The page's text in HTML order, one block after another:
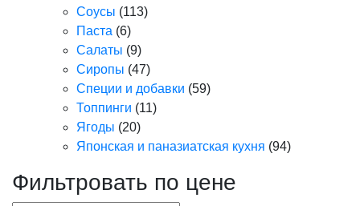
Соусы (113)
Паста (6)
Салаты (9)
Сиропы (47)
Специи и добавки (59)
Топпинги (11)
Ягоды (20)
Японская и паназиатская кухня (94)
Фильтровать по цене